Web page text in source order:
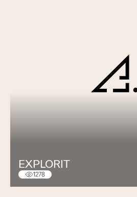
EXPLORIT
1278